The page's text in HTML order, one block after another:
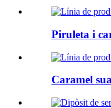
Piruleta i
Caramel